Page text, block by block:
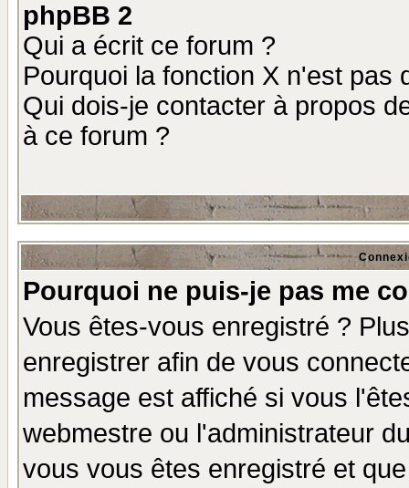
phpBB 2
Qui a écrit ce forum ?
Pourquoi la fonction X n'est pas
Qui dois-je contacter à propos
à ce forum ?
Pourquoi ne puis-je pas me
Vous êtes-vous enregistré ?
enregistrer afin de vous
message est affiché si vous
webmestre ou l'administrateur
vous vous êtes enregistré et